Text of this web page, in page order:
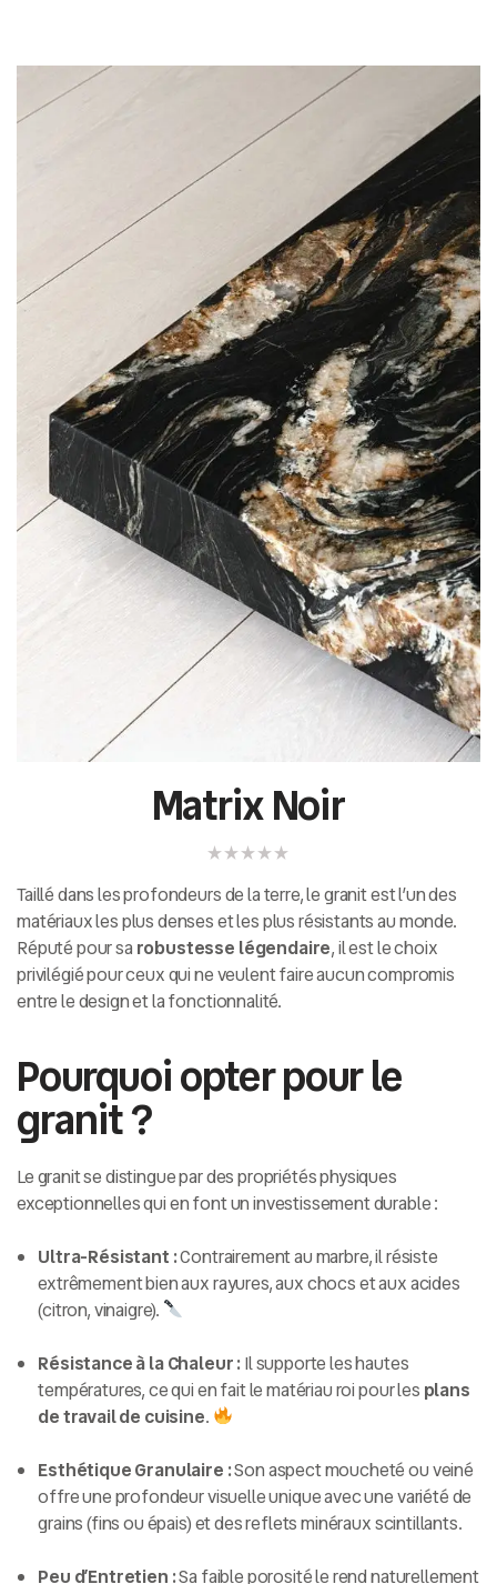
Matrix Noir
Taillé dans les profondeurs de la terre, le granit est l’un des
matériaux les plus denses et les plus résistants au monde.
Réputé pour sa robustesse légendaire, il est le choix
privilégié pour ceux qui ne veulent faire aucun compromis
entre le design et la fonctionnalité.
Pourquoi opter pour le
granit ?
Le granit se distingue par des propriétés physiques
exceptionnelles qui en font un investissement durable :
Ultra-Résistant :Contrairement au marbre, il résiste
extrêmement bien aux rayures, aux chocs et aux acides
(citron, vinaigre).
Résistance à la Chaleur :Il supporte les hautes
températures, ce qui en fait le matériau roi pour les plans
de travail de cuisine.
Esthétique Granulaire :Son aspect moucheté ou veiné
offre une profondeur visuelle unique avec une variété de
grains (fins ou épais) et des reflets minéraux scintillants.
Peu d’Entretien :Sa faible porosité le rend naturellement